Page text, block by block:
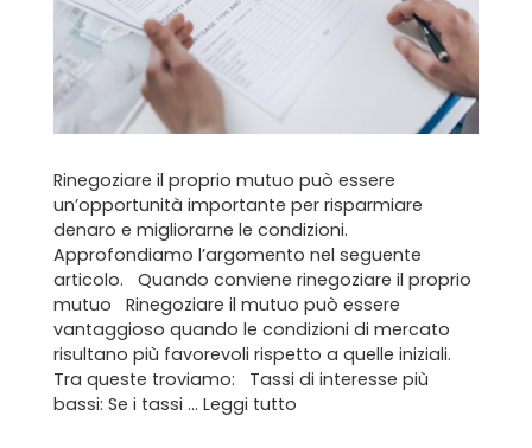
Home
Chi siamo
Rinegoziare il proprio mutuo può essere
un’opportunità importante per risparmiare
denaro e migliorarne le condizioni.
Approfondiamo l’argomento nel seguente
articolo. Quando conviene rinegoziare il proprio
mutuo Rinegoziare il mutuo può essere
vantaggioso quando le condizioni di mercato
risultano più favorevoli rispetto a quelle iniziali.
Tra queste troviamo: Tassi di interesse più
bassi: Se i tassi … Leggi tutto